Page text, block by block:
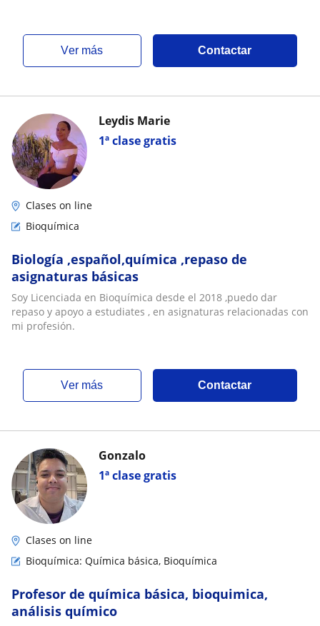
ver más Contactar
1ª clase gratis
Leydis Marie
Clases on line
Bioquímica
Biología ,español,química ,repaso de
asignaturas básicas
Soy Licenciada en Bioquímica desde el 2018 ,puedo dar
repaso y apoyo a estudiates , en asignaturas relacionadas con
mi profesión.
ver más Contactar
1ª clase gratis
Gonzalo
Clases on line
Bioquímica: Química básica, Bioquímica
Profesor de química básica, bioquimica,
análisis químico